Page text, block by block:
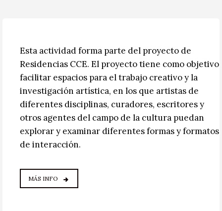
Esta actividad forma parte del proyecto de
Residencias CCE. El proyecto tiene como objetivo
facilitar espacios para el trabajo creativo y la
investigación artística, en los que artistas de
diferentes disciplinas, curadores, escritores y
otros agentes del campo de la cultura puedan
explorar y examinar diferentes formas y formatos
de interacción.
MÁS INFO